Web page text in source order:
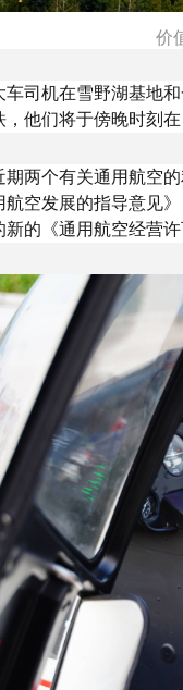
价
车司机在雪野湖基地
，他们将于傍晚时刻
期两个有关通用航空
航空发展的指导意见
新的《通用航空经营